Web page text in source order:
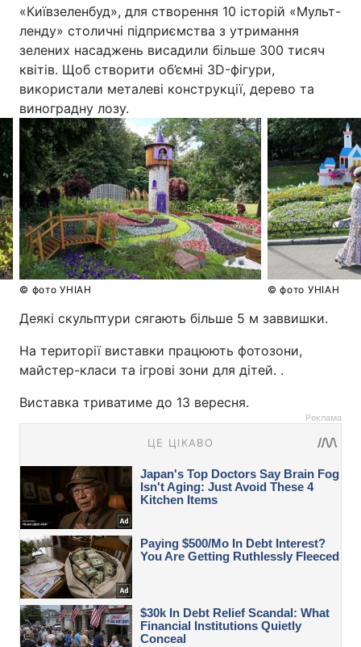
«Київзеленбуд», для створення 10 історій «Мульт-
ленду» столичні підприємства з утримання
зелених насаджень висадили більше 300 тисяч
квітів. Щоб створити об’ємні 3D-фігури,
використали металеві конструкції, дерево та
виноградну лозу.
© фото УНІАН © фото УНІАН
Деякі скульптури сягають більше 5 м заввишки.
На території виставки працюють фотозони,
майстер-класи та ігрові зони для дітей. .
Виставка триватиме до 13 вересня.
Реклама